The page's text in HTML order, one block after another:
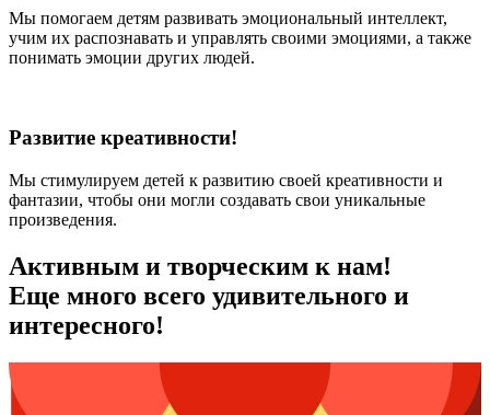
Мы помогаем детям развивать эмоциональный интеллект,
учим их распознавать и управлять своими эмоциями, а также
понимать эмоции других людей.
Развитие креативности!
Мы стимулируем детей к развитию своей креативности и
фантазии, чтобы они могли создавать свои уникальные
произведения.
Активным и творческим к нам!
Еще много всего удивительного и
интересного!